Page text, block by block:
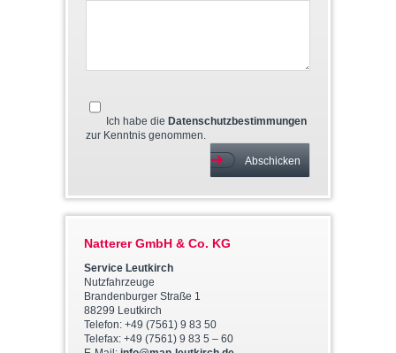
Ich habe die Datenschutzbestimmungen
zur Kenntnis genommen.
Abschicken
Natterer GmbH & Co. KG
Service Leutkirch
Nutzfahrzeuge
Brandenburger Straße 1
88299 Leutkirch
Telefon: +49 (7561) 9 83 50
Telefax: +49 (7561) 9 83 5 – 60